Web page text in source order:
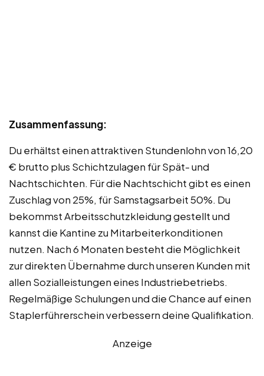
Zusammenfassung:
Du erhältst einen attraktiven Stundenlohn von 16,20
€ brutto plus Schichtzulagen für Spät- und
Nachtschichten. Für die Nachtschicht gibt es einen
Zuschlag von 25%, für Samstagsarbeit 50%. Du
bekommst Arbeitsschutzkleidung gestellt und
kannst die Kantine zu Mitarbeiterkonditionen
nutzen. Nach 6 Monaten besteht die Möglichkeit
zur direkten Übernahme durch unseren Kunden mit
allen Sozialleistungen eines Industriebetriebs.
Regelmäßige Schulungen und die Chance auf einen
Staplerführerschein verbessern deine Qualifikation.
Anzeige